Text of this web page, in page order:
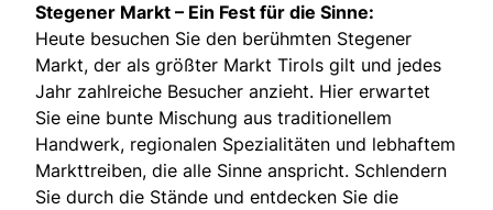
Stegener Markt – Ein Fest für die Sinne:
Heute besuchen Sie den berühmten Stegener
Markt, der als größter Markt Tirols gilt und jedes
Jahr zahlreiche Besucher anzieht. Hier erwartet
Sie eine bunte Mischung aus traditionellem
Handwerk, regionalen Spezialitäten und lebhaftem
Markttreiben, die alle Sinne anspricht. Schlendern
Sie durch die Stände und entdecken Sie die